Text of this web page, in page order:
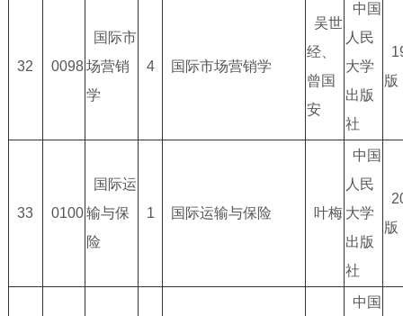
32 0098
国际市
场营销
学
4 国际市场营销学
吴世
经、
曾国
安
中国
人民
大学
出版
社
版
33 0100
国际运
输与保
险
1 国际运输与保险 叶梅
中国
人民
大学
出版
社
版
中国